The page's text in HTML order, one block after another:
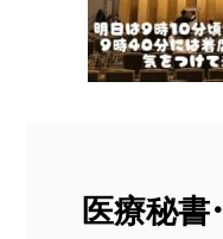
医療秘書